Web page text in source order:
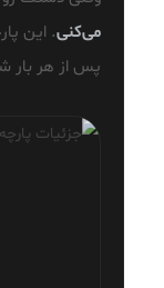
می‌کنی. این
پس از هر بار